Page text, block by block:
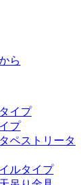
ら
イプ
プ
タペストリータ
ルタイプ